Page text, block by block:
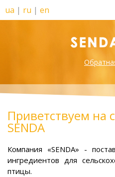
ua | ru | en
Приветствуем на
SENDA
Компания «SENDA» -
ингредиентов для
птицы.